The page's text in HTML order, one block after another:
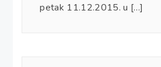
petak 11.12.2015. u […]